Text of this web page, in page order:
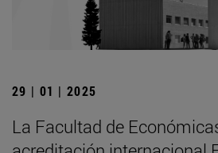
29 | 01 | 2025
La Facultad de